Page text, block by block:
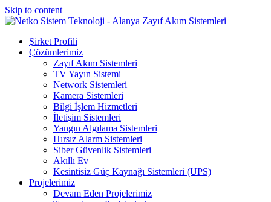
Skip to content
Şirket Profili
Çözümlerimiz
Zayıf Akım Sistemleri
TV Yayın Sistemi
Network Sistemleri
Kamera Sistemleri
Bilgi İşlem Hizmetleri
İletişim Sistemleri
Yangın Algılama Sistemleri
Hırsız Alarm Sistemleri
Siber Güvenlik Sistemleri
Akıllı Ev
Kesintisiz Güç Kaynağı Sistemleri (UPS)
Projelerimiz
Devam Eden Projelerimiz